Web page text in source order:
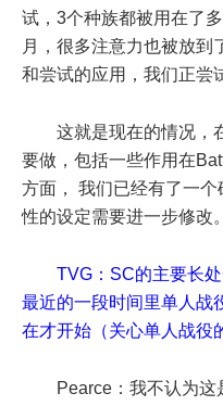
试，3个种族都被用在了
月，很多注意力也被放到
和尝试的应用，我们正尝
这就是现在的情况，
要做，包括一些作用在
方面， 我们已经有了一
性的设定需要进一步修改。
TVG：SC的主要长
最近的一段时间里单人战
在才开始（关心单人战役
Pearce：我不认为